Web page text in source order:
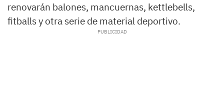
renovarán balones, mancuernas, kettlebells,
fitballs y otra serie de material deportivo.